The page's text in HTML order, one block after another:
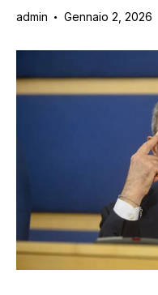
admin Gennaio 2, 2026